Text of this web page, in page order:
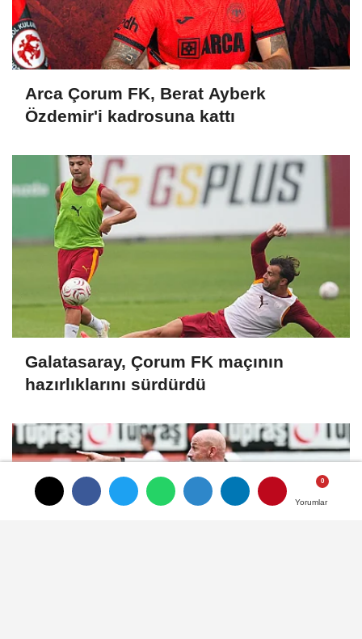
Yorumlar
Yorumlar
Arca Çorum FK, Berat Ayberk
Özdemir'i kadrosuna kattı
Galatasaray, Çorum FK maçının
hazırlıklarını sürdürdü